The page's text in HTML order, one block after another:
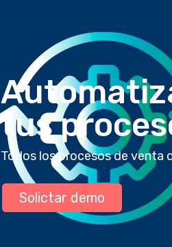
tus
Todos los procesos de venta
Solictar demo